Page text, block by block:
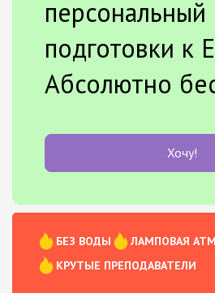
персональный
подготовки к
Абсолютно
Хочу!
БЕЗ ВОДЫ
ЛАМПОВАЯ
КРУТЫЕ ПРЕПОДАВАТЕЛИ